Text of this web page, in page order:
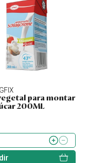
para montar
200ML